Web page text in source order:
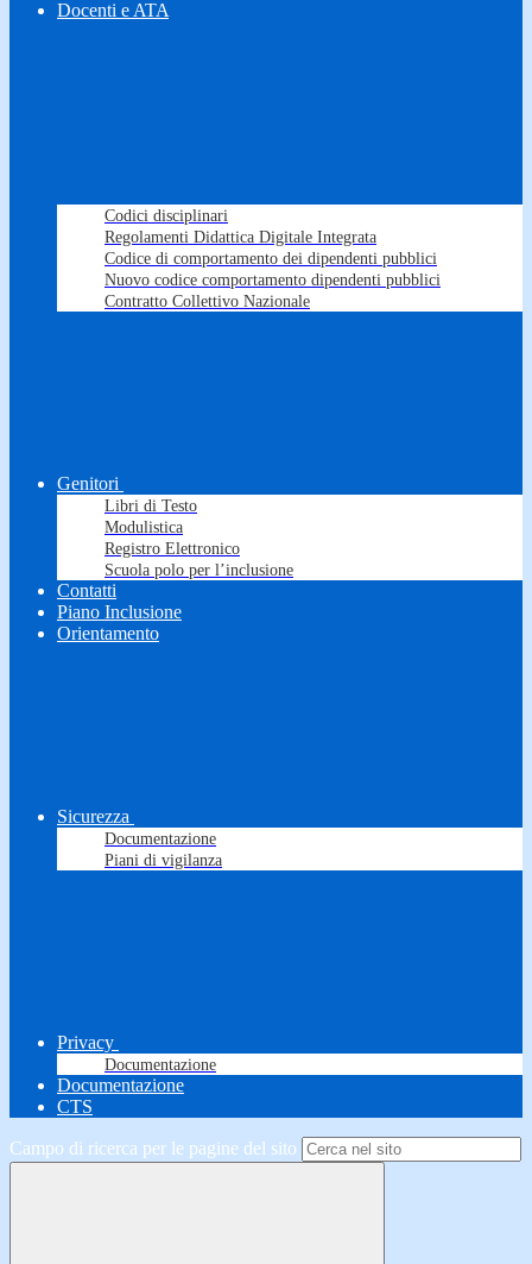
Docenti e ATA
Codici disciplinari
Regolamenti Didattica Digitale Integrata
Codice di comportamento dei dipendenti pubblici
Nuovo codice comportamento dipendenti pubblici
Contratto Collettivo Nazionale
Genitori
Libri di Testo
Modulistica
Registro Elettronico
Scuola polo per l’inclusione
Contatti
Piano Inclusione
Orientamento
Sicurezza
Documentazione
Piani di vigilanza
Privacy
Documentazione
Documentazione
CTS
Campo di ricerca per le pagine del sito